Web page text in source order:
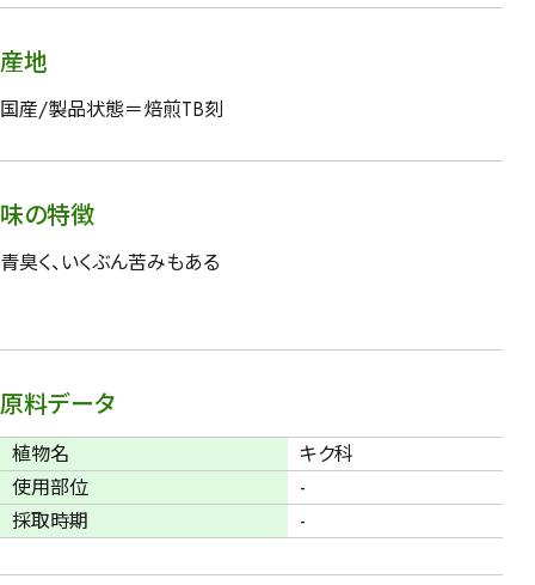
産地
国産/製品状態＝焙煎TB刻
味の特徴
青臭く、いくぶん苦みもある
原料データ
植物名
キク科
使用部位
-
採取時期
-